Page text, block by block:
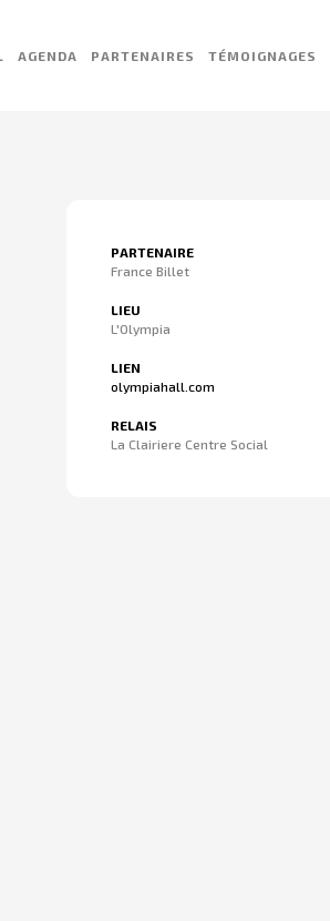
AGENDA PARTENAIRES TÉMOIGNAGES
PARTENAIRE
France Billet
LIEU
L'Olympia
LIEN
olympiahall.com
RELAIS
La Clairiere Centre Social